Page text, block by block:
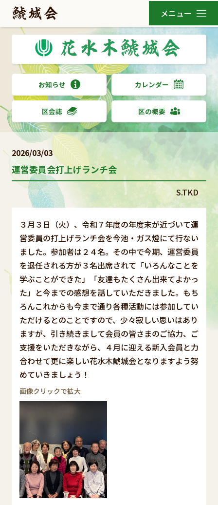
お知らせ カレンダー
区会誌 区の概要
2026/03/03
運営委員会打上げランチ会
S.TKD
３月３日（火）、令和７年度の年度末が近づいて運
営委員の打上げランチ会を今池・ガス燈にて行ない
ました。参加者は２４名。その中で今期、運営委員
を退任される方が３名出席されて「いろんなことを
学ぶことができた」「友達もたくさん出来てよかっ
た」と今までの感想を話していただきました。もち
ろんこれからも今まで通り各種活動には参加してい
ただけるとのことですので、少々寂しい思いはあり
ますが、引き続きまして会員の皆さまのご協力、ご
支援をいただきながら、４月に迎える新入会員と力
合わせて更に楽しい花水木鯱城会となりますよう努
めていきましょう！
画像クリックで拡大